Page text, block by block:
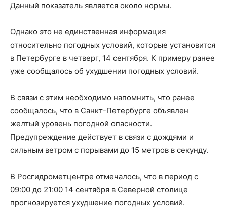
Данный показатель является около нормы.
Однако это не единственная информация
относительно погодных условий, которые установится
в Петербурге в четверг, 14 сентября. К примеру ранее
уже сообщалось об ухудшении погодных условий.
В связи с этим необходимо напомнить, что ранее
сообщалось, что в Санкт-Петербурге объявлен
желтый уровень погодной опасности.
Предупреждение действует в связи с дождями и
сильным ветром с порывами до 15 метров в секунду.
В Росгидрометцентре отмечалось, что в период с
09:00 до 21:00 14 сентября в Северной столице
прогнозируется ухудшение погодных условий.